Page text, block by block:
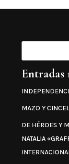
Entradas
MAZO Y CINCEL
DE HÉROES Y
NATALIA